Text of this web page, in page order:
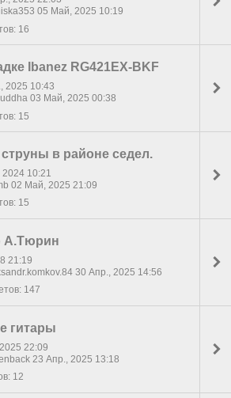
05 Май, 2025 10:19
16
Ibanez RG421EX-BKF
2025 10:43
03 Май, 2025 00:38
15
в районе седел.
10:21
02 Май, 2025 21:09
15
А.Тюрин
21:19
30 Апр., 2025 14:56
147
гитары
22:09
23 Апр., 2025 13:18
12